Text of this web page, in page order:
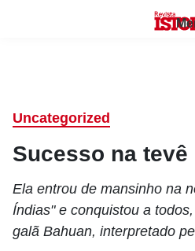
Uncategorized
Sucesso na tevê
Ela entrou de mansinho na
Índias" e conquistou a
galã Bahuan, interpretado